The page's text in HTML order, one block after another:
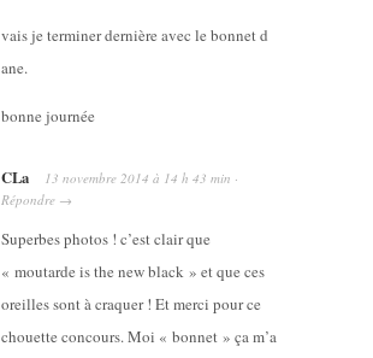
vais je terminer dernière avec le bonnet d
ane.
bonne journée
CLa 13 novembre 2014 à 14 h 43 min ·
Répondre →
Superbes photos ! c’est clair que
« moutarde is the new black » et que ces
oreilles sont à craquer ! Et merci pour ce
chouette concours. Moi « bonnet » ça m’a